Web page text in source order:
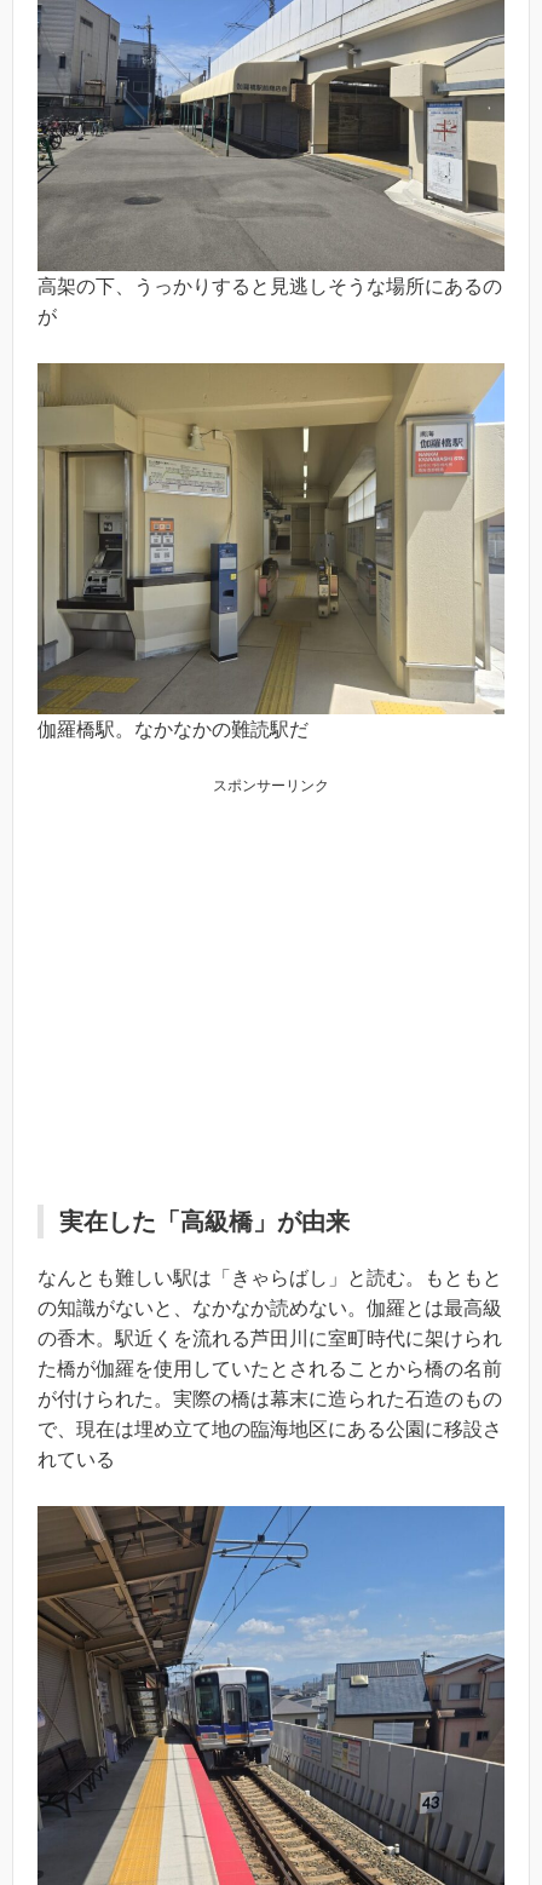
高架の下、うっかりすると見逃しそうな場所にあるの
が
伽羅橋駅。なかなかの難読駅だ
スポンサーリンク
実在した「高級橋」が由来
なんとも難しい駅は「きゃらばし」と読む。もともと
の知識がないと、なかなか読めない。伽羅とは最高級
の香木。駅近くを流れる芦田川に室町時代に架けられ
た橋が伽羅を使用していたとされることから橋の名前
が付けられた。実際の橋は幕末に造られた石造のもの
で、現在は埋め立て地の臨海地区にある公園に移設さ
れている